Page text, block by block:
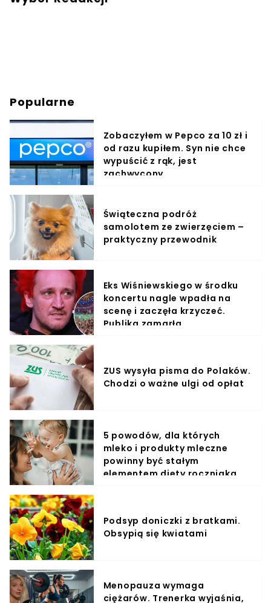
Popularne
Zobaczyłem w Pepco za 10 zł i
od razu kupiłem. Syn nie chce
wypuścić z rąk, jest
zachwycony
Świąteczna podróż
samolotem ze zwierzęciem –
praktyczny przewodnik
Eks Wiśniewskiego w środku
koncertu nagle wpadła na
scenę i zaczęła krzyczeć.
Publika zamarła
ZUS wysyła pisma do Polaków.
Chodzi o ważne ulgi od opłat
5 powodów, dla których
mleko i produkty mleczne
powinny być stałym
elementem diety roczniaka
Podsyp doniczki z bratkami.
Obsypią się kwiatami
Menopauza wymaga
ciężarów. Trenerka wyjaśnia,